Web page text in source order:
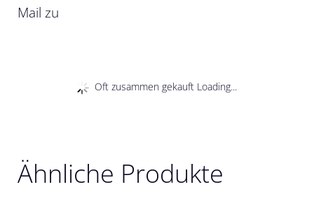
Mail zu
Oft zusammen gekauft Loading...
Ähnliche Produkte